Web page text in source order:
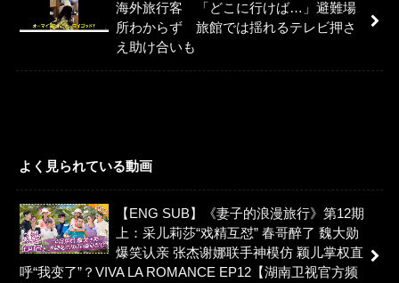
海外旅行客 「どこに行けば…」避難場
所わからず 旅館では揺れるテレビ押さ
え助け合いも
よく見られている動画
【ENG SUB】《妻子的浪漫旅行》第12期
上：采儿莉莎“戏精互怼” 春哥醉了 魏大勋
爆笑认亲 张杰谢娜联手神模仿 颖儿掌权直
呼“我变了”？VIVA LA ROMANCE EP12【湖南卫视官方频